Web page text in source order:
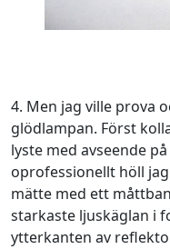
4. Men jag ville prova
glödlampan. Först
lyste med avseende
oprofessionellt höll
mätte med ett
starkaste ljuskäglan i
ytterkanten av